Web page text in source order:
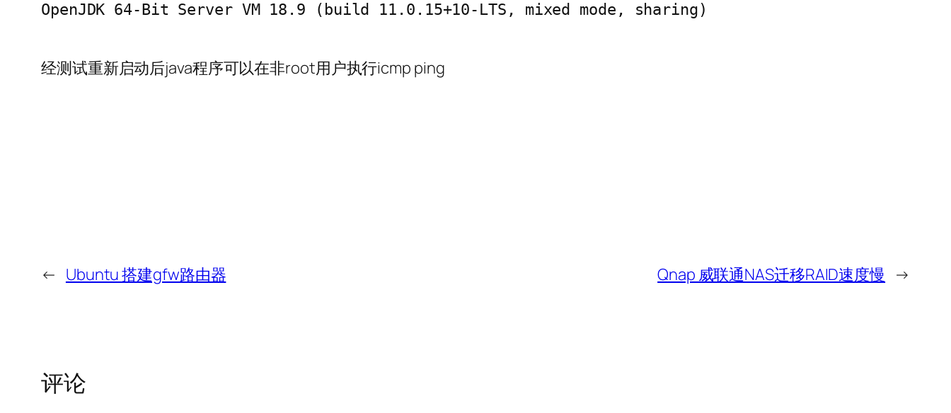
OpenJDK 64-Bit Server VM 18.9 (build 11.0.15+10-LTS, mixed mode, sharing)
经测试重新启动后java程序可以在非root用户执行icmp ping
← Ubuntu 搭建gfw路由器 Qnap 威联通NAS迁移RAID速度慢 →
评论